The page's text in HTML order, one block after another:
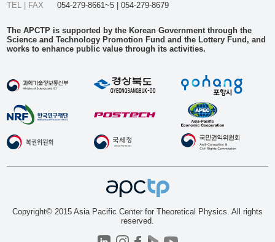
TEL | FAX
054-279-8661~5 | 054-279-8679
The APCTP is supported by the Korean Government through the
Science and Technology Promotion Fund and the Lottery Fund, and
works to enhance public value through its activities.
Copyright© 2015 Asia Pacific Center for Theoretical Physics. All rights
reserved.